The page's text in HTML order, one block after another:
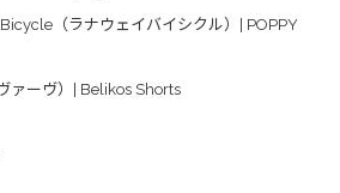
（ラナウェイバイシクル）| POPPY
ァーヴ）| Belikos Shorts